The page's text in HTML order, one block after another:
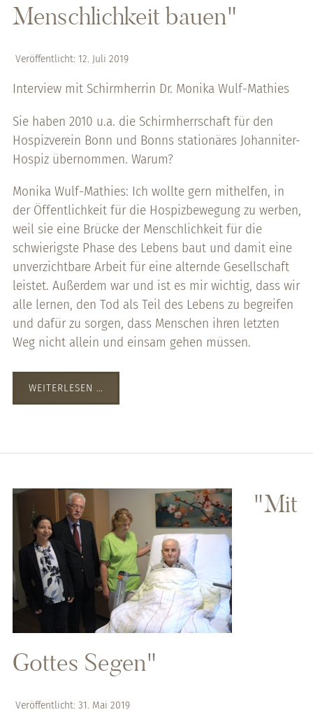
Menschlichkeit bauen"
Veröffentlicht: 12. Juli 2019
Interview mit Schirmherrin Dr. Monika Wulf-Mathies
Sie haben 2010 u.a. die Schirmherrschaft für den
Hospizverein Bonn und Bonns stationäres Johanniter-
Hospiz übernommen. Warum?
Monika Wulf-Mathies: Ich wollte gern mithelfen, in
der Öffentlichkeit für die Hospizbewegung zu werben,
weil sie eine Brücke der Menschlichkeit für die
schwierigste Phase des Lebens baut und damit eine
unverzichtbare Arbeit für eine alternde Gesellschaft
leistet. Außerdem war und ist es mir wichtig, dass wir
alle lernen, den Tod als Teil des Lebens zu begreifen
und dafür zu sorgen, dass Menschen ihren letzten
Weg nicht allein und einsam gehen müssen.
WEITERLESEN …
"Mit
Gottes Segen"
Veröffentlicht: 31. Mai 2019